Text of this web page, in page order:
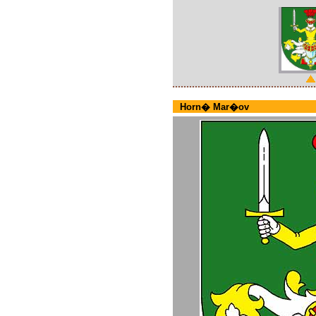
Horn� Mar�ov